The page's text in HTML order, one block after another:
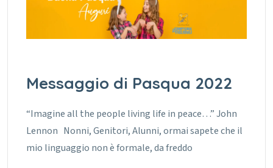
Messaggio di Pasqua 2022
“Imagine all the people living life in peace…” John
Lennon Nonni, Genitori, Alunni, ormai sapete che il
mio linguaggio non è formale, da freddo